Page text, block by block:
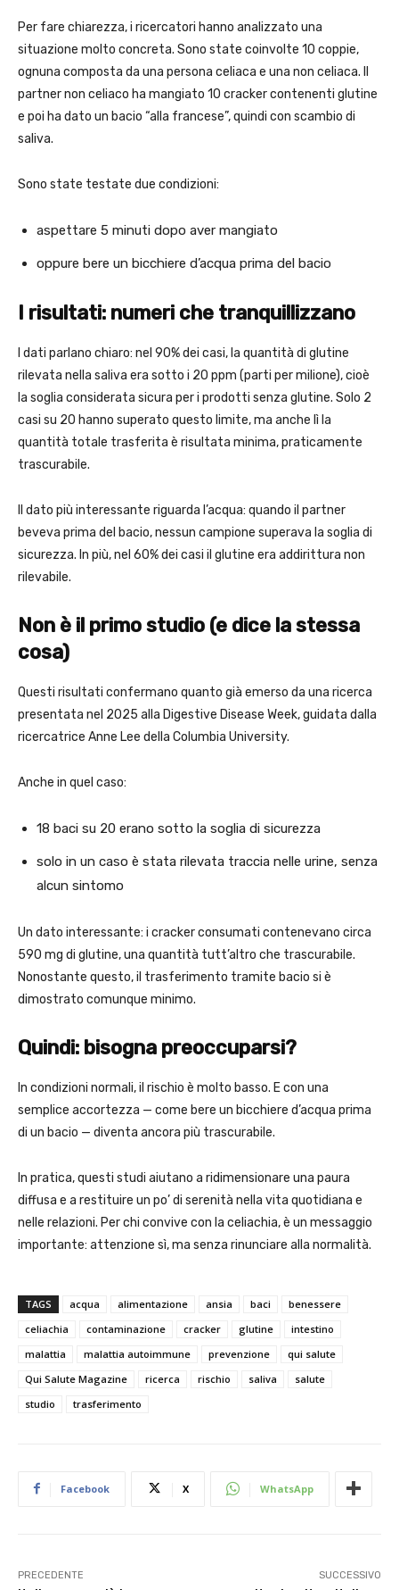
Per fare chiarezza, i ricercatori hanno analizzato una
situazione molto concreta. Sono state coinvolte 10 coppie,
ognuna composta da una persona celiaca e una non celiaca. Il
partner non celiaco ha mangiato 10 cracker contenenti glutine
e poi ha dato un bacio “alla francese”, quindi con scambio di
saliva.
Sono state testate due condizioni:
aspettare 5 minuti dopo aver mangiato
oppure bere un bicchiere d’acqua prima del bacio
I risultati: numeri che tranquillizzano
I dati parlano chiaro: nel 90% dei casi, la quantità di glutine
rilevata nella saliva era sotto i 20 ppm (parti per milione), cioè
la soglia considerata sicura per i prodotti senza glutine. Solo 2
casi su 20 hanno superato questo limite, ma anche lì la
quantità totale trasferita è risultata minima, praticamente
trascurabile.
Il dato più interessante riguarda l’acqua: quando il partner
beveva prima del bacio, nessun campione superava la soglia di
sicurezza. In più, nel 60% dei casi il glutine era addirittura non
rilevabile.
Non è il primo studio (e dice la stessa
cosa)
Questi risultati confermano quanto già emerso da una ricerca
presentata nel 2025 alla Digestive Disease Week, guidata dalla
ricercatrice Anne Lee della Columbia University.
Anche in quel caso:
18 baci su 20 erano sotto la soglia di sicurezza
solo in un caso è stata rilevata traccia nelle urine, senza
alcun sintomo
Un dato interessante: i cracker consumati contenevano circa
590 mg di glutine, una quantità tutt’altro che trascurabile.
Nonostante questo, il trasferimento tramite bacio si è
dimostrato comunque minimo.
Quindi: bisogna preoccuparsi?
In condizioni normali, il rischio è molto basso. E con una
semplice accortezza — come bere un bicchiere d’acqua prima
di un bacio — diventa ancora più trascurabile.
In pratica, questi studi aiutano a ridimensionare una paura
diffusa e a restituire un po’ di serenità nella vita quotidiana e
nelle relazioni. Per chi convive con la celiachia, è un messaggio
importante: attenzione sì, ma senza rinunciare alla normalità.
TAGS acqua alimentazione ansia baci
benessere
celiachia
contaminazione cracker glutine
intestino
malattia
malattia autoimmune prevenzione
qui salute
Qui Salute Magazine
ricerca rischio saliva
salute
studio
trasferimento
Facebook X WhatsApp
PRECEDENTE SUCCESSIVO